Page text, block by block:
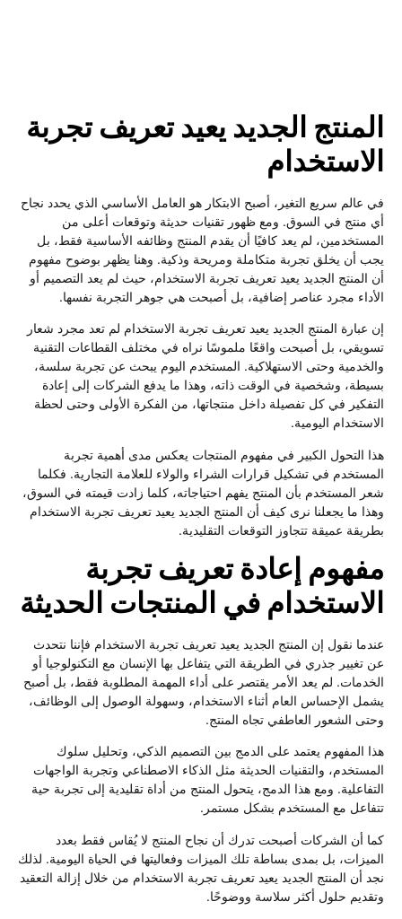
المنتج الجديد يعيد تعريف تجربة
الاستخدام
في عالم سريع التغير، أصبح الابتكار هو العامل الأساسي الذي يحدد نجاح
أي منتج في السوق. ومع ظهور تقنيات حديثة وتوقعات أعلى من
المستخدمين، لم يعد كافيًا أن يقدم المنتج وظائفه الأساسية فقط، بل
يجب أن يخلق تجربة متكاملة ومريحة وذكية. وهنا يظهر بوضوح مفهوم
أن المنتج الجديد يعيد تعريف تجربة الاستخدام، حيث لم يعد التصميم أو
الأداء مجرد عناصر إضافية، بل أصبحت هي جوهر التجربة نفسها.
إن عبارة المنتج الجديد يعيد تعريف تجربة الاستخدام لم تعد مجرد شعار
تسويقي، بل أصبحت واقعًا ملموسًا نراه في مختلف القطاعات التقنية
والخدمية وحتى الاستهلاكية. المستخدم اليوم يبحث عن تجربة سلسة،
بسيطة، وشخصية في الوقت ذاته، وهذا ما يدفع الشركات إلى إعادة
التفكير في كل تفصيلة داخل منتجاتها، من الفكرة الأولى وحتى لحظة
الاستخدام اليومية.
هذا التحول الكبير في مفهوم المنتجات يعكس مدى أهمية تجربة
المستخدم في تشكيل قرارات الشراء والولاء للعلامة التجارية. فكلما
شعر المستخدم بأن المنتج يفهم احتياجاته، كلما زادت قيمته في السوق،
وهذا ما يجعلنا نرى كيف أن المنتج الجديد يعيد تعريف تجربة الاستخدام
بطريقة عميقة تتجاوز التوقعات التقليدية.
مفهوم إعادة تعريف تجربة
الاستخدام في المنتجات الحديثة
عندما نقول إن المنتج الجديد يعيد تعريف تجربة الاستخدام فإننا نتحدث
عن تغيير جذري في الطريقة التي يتفاعل بها الإنسان مع التكنولوجيا أو
الخدمات. لم يعد الأمر يقتصر على أداء المهمة المطلوبة فقط، بل أصبح
يشمل الإحساس العام أثناء الاستخدام، وسهولة الوصول إلى الوظائف،
وحتى الشعور العاطفي تجاه المنتج.
هذا المفهوم يعتمد على الدمج بين التصميم الذكي، وتحليل سلوك
المستخدم، والتقنيات الحديثة مثل الذكاء الاصطناعي وتجربة الواجهات
التفاعلية. ومع هذا الدمج، يتحول المنتج من أداة تقليدية إلى تجربة حية
تتفاعل مع المستخدم بشكل مستمر.
كما أن الشركات أصبحت تدرك أن نجاح المنتج لا يُقاس فقط بعدد
الميزات، بل بمدى بساطة تلك الميزات وفعاليتها في الحياة اليومية. لذلك
نجد أن المنتج الجديد يعيد تعريف تجربة الاستخدام من خلال إزالة التعقيد
وتقديم حلول أكثر سلاسة ووضوحًا.